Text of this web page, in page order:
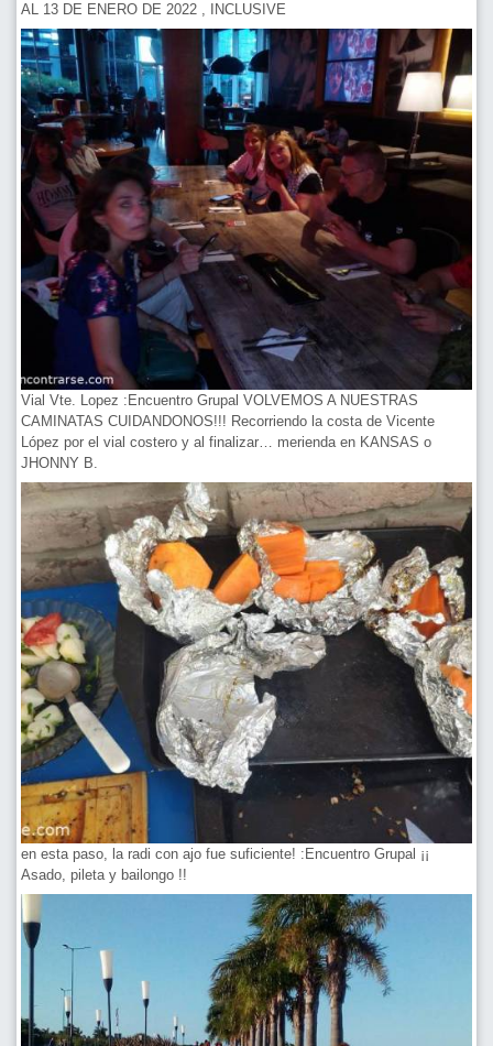
AL 13 DE ENERO DE 2022 , INCLUSIVE
Vial Vte. Lopez :Encuentro Grupal VOLVEMOS A NUESTRAS
CAMINATAS CUIDANDONOS!!! Recorriendo la costa de Vicente
López por el vial costero y al finalizar… merienda en KANSAS o
JHONNY B.
en esta paso, la radi con ajo fue suficiente! :Encuentro Grupal ¡¡
Asado, pileta y bailongo !!